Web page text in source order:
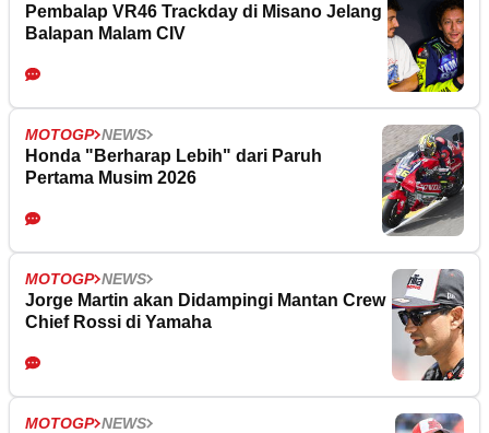
Pembalap VR46 Trackday di Misano Jelang
Balapan Malam CIV
MOTOGP NEWS
Honda "Berharap Lebih" dari Paruh
Pertama Musim 2026
MOTOGP NEWS
Jorge Martin akan Didampingi Mantan Crew
Chief Rossi di Yamaha
MOTOGP NEWS